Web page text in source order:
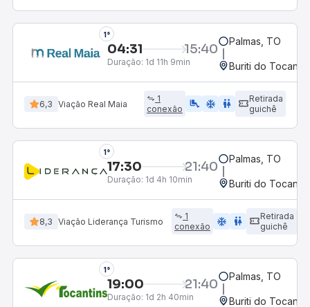
1°
04:31 15:40
Duração: 1d 11h 9min
Palmas, TO
Buriti do
6,3 Viação Real Maia
1
conexão
airline_seat_legroom_extra ac_unit wc
Retirada
guichê
1°
17:30 21:40
Duração: 1d 4h 10min
Palmas, TO
Buriti do
8,3 Viação Liderança Turismo
1
conexão
ac_unit wc
Retirada
guichê
1°
19:00 21:40
Duração: 1d 2h 40min
Palmas, TO
Buriti do